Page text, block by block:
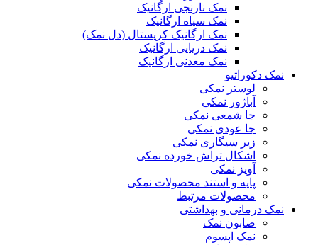
نمک نارنجی ارگانیک
نمک سیاه ارگانیک
نمک ارگانیک کریستال (دل نمک)
نمک دریایی ارگانیک
نمک معدنی ارگانیک
نمک دکوراتیو
لوستر نمکی
آباژور نمکی
جا شمعی نمکی
جا عودی نمکی
زیر سیگاری نمکی
اشکال تراش خورده نمکی
آویز نمکی
پایه و استند محصولات نمکی
محصولات مرتبط
نمک درمانی و بهداشتی
صابون نمک
نمک اپسوم